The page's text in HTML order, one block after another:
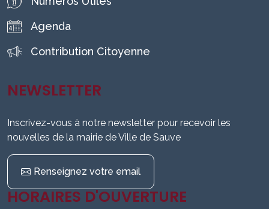
Agenda
Contribution Citoyenne
NEWSLETTER
Inscrivez-vous à notre newsletter pour recevoir les
nouvelles de la mairie de Ville de Sauve
Renseignez votre email
HORAIRES D'OUVERTURE